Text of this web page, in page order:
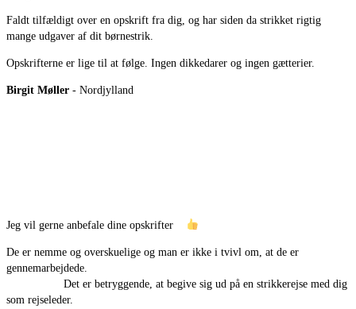
Faldt tilfældigt over en opskrift fra dig, og har siden da strikket rigtig
mange udgaver af dit børnestrik.
Opskrifterne er lige til at følge. Ingen dikkedarer og ingen gætterier.
Birgit Møller - Nordjylland
Jeg vil gerne anbefale dine opskrifter
De er nemme og overskuelige og man er ikke i tvivl om, at de er
gennemarbejdede.
Det er betryggende, at begive sig ud på en strikkerejse med dig
som rejseleder.